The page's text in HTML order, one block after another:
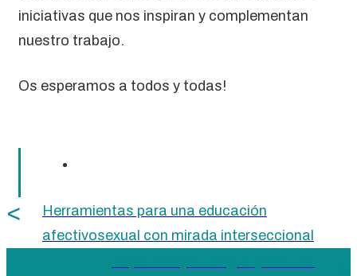
iniciativas que nos inspiran y complementan
nuestro trabajo.
Os esperamos a todos y todas!
Herramientas para una educación
afectivosexual con mirada interseccional